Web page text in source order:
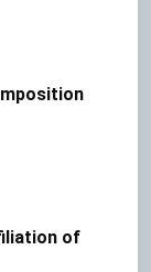
of